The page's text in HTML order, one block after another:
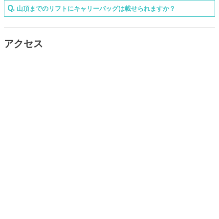
基本プランの時間内での撮影をお願いいたします。
山頂までのリフトにキャリーバッグは載せられますか？
アクセス